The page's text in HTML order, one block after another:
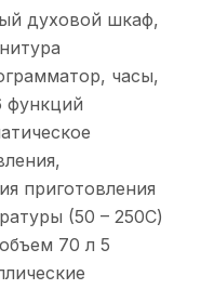
духовой шкаф,
часы,
функций
приготовления
(50 – 250С)
70 л 5